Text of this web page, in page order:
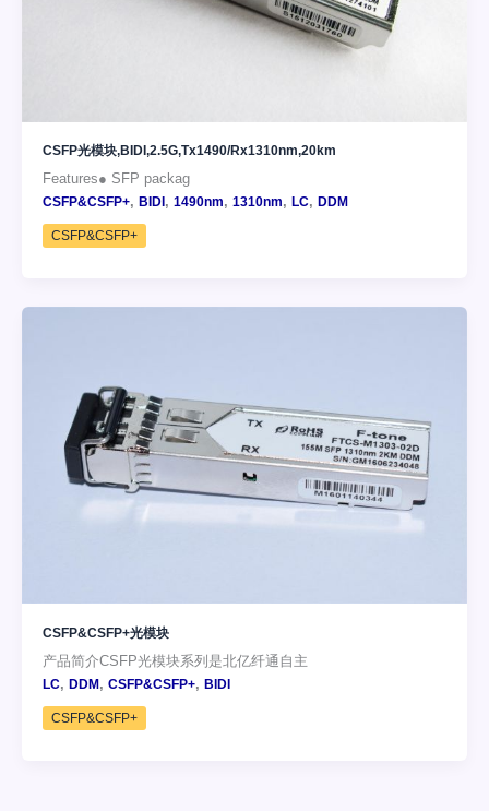
CSFP光模块,BIDI,2.5G,Tx1490/Rx1310nm,20km
Features● SFP packag
CSFP&CSFP+, BIDI, 1490nm, 1310nm, LC, DDM
CSFP&CSFP+
CSFP&CSFP+光模块
产品简介CSFP光模块系列是北亿纤通自主
LC, DDM, CSFP&CSFP+, BIDI
CSFP&CSFP+